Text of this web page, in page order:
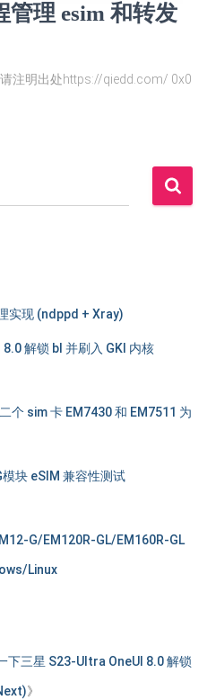
管理 esim 和转发
注明出处https://qiedd.com/ 0x0
实现 (ndppd + Xray)
解锁 bl 并刷入 GKI 内核
个 sim 卡 EM7430 和 EM7511 为
块 eSIM 兼容性测试
G/EM120R-GL/EM160R-GL
Linux
下三星 S23-Ultra OneUI 8.0 解锁
》